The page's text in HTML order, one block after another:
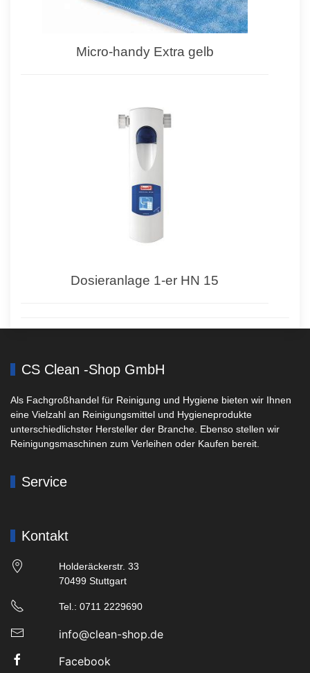
Micro-handy Extra gelb
Dosieranlage 1-er HN 15
CS Clean -Shop GmbH
Als Fachgroßhandel für Reinigung und Hygiene bieten wir Ihnen
eine Vielzahl an Reinigungsmittel und Hygieneprodukte
unterschiedlichster Hersteller der Branche. Ebenso stellen wir
Reinigungsmaschinen zum Verleihen oder Kaufen bereit.
Service
Kontakt
Holderäckerstr. 33
70499 Stuttgart
Tel.: 0711 2229690
info@clean-shop.de
Facebook